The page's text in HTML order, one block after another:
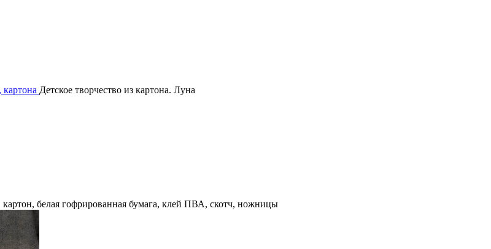
Детское творчество из картона. Луна
белая гофрированная бумага, клей ПВА, скотч, ножницы